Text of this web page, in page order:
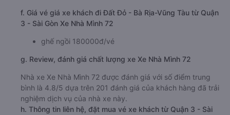
f. Giá vé giá xe khách đi Đất Đỏ - Bà Rịa-Vũng Tàu từ Quận
3 - Sài Gòn Xe Nhà Mình 72
ghế ngồi 180000đ/vé
g. Review, đánh giá chất lượng xe Xe Nhà Mình 72
Nhà xe Xe Nhà Mình 72 được đánh giá với số điểm trung
bình là 4.8/5 dựa trên 201 đánh giá của khách hàng đã trải
nghiệm dịch vụ của nhà xe này.
h. Thông tin liên hệ, đặt mua vé xe khách từ Quận 3 - Sài